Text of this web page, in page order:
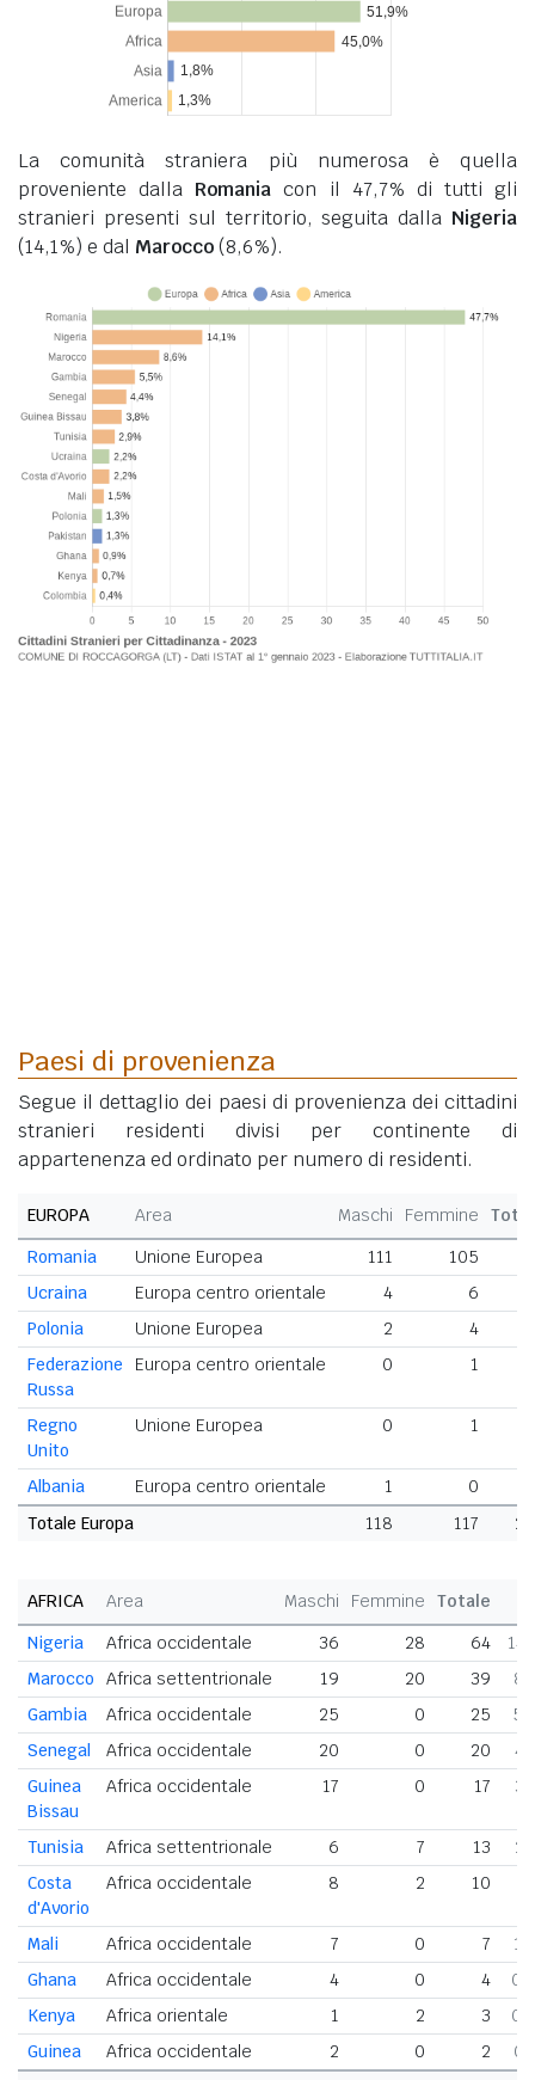
La comunità straniera più numerosa è quella
proveniente dalla Romania con il 47,7% di tutti gli
stranieri presenti sul territorio, seguita dalla Nigeria
(14,1%) e dal Marocco(8,6%).
Paesi di provenienza
Segue il dettaglio dei paesi di provenienza dei cittadini
stranieri residenti divisi per continente di
appartenenza ed ordinato per numero di residenti.
EUROPA Area Maschi Femmine
Romania
Unione Europea 111 105
Ucraina
Europa centro orientale 4 6
Polonia
Unione Europea 2 4
Federazione
Russa
Europa centro orientale 0 1
Regno
Unito
Unione Europea 0 1
Albania Europa centro orientale 1
0
Totale Europa
118 117
AFRICA Area Maschi Femmine
Totale
Nigeria
Africa occidentale 36 28 64
Marocco
Africa settentrionale 19 20 39
Gambia
Africa occidentale 25 0 25
Senegal
Africa occidentale 20 0 20
Guinea
Bissau
Africa occidentale 17 0 17
Tunisia Africa settentrionale 6 7 13
Costa
d'Avorio
Africa occidentale 8 2 10
Mali Africa occidentale 7 0 7
Ghana
Africa occidentale 4 0 4
Kenya
Africa orientale 1 2 3
Guinea
Africa occidentale 2 0 2